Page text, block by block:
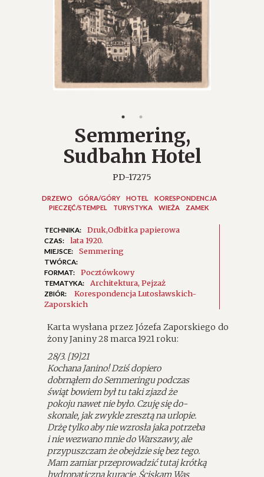
Semmering,
Sudbahn Hotel
PD-17275
DRZEWO GÓRA/GÓRY HOTEL
KORESPONDENCJA
PIECZĘĆ/STEMPEL
TURYSTYKA WIEŻA ZAMEK
TECHNIKA: DrukOdbitka papierowa
CZAS: lata 1920.
MIEJSCE: Semmering
TWÓRCA:
FORMAT:
Pocztówkowy
TEMATYKA: Architektura Pejzaż
ZBIÓR:
Korespondencja Lutosławskich-
Zaporskich
Karta wysłana przez Józefa Zaporskiego do
żony Janiny 28 marca 1921 roku:
28/3. [19]21
Kochana Janino! Dziś dopiero
dobrnąłem do Semmeringu podczas
świąt bowiem był tu taki zjazd że
pokoju nawet nie było. Czuję się do-
skonale, jak zwykle zresztą na urlopie.
Drżę tylko aby nie wzrosła jaka potrzeba
i nie wezwano mnie do Warszawy, ale
przypuszczam że obejdzie się bez tego.
Mam zamiar przeprowadzić tutaj krótką